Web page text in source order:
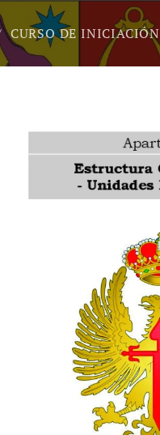
CURSO DE INICIACIÓN